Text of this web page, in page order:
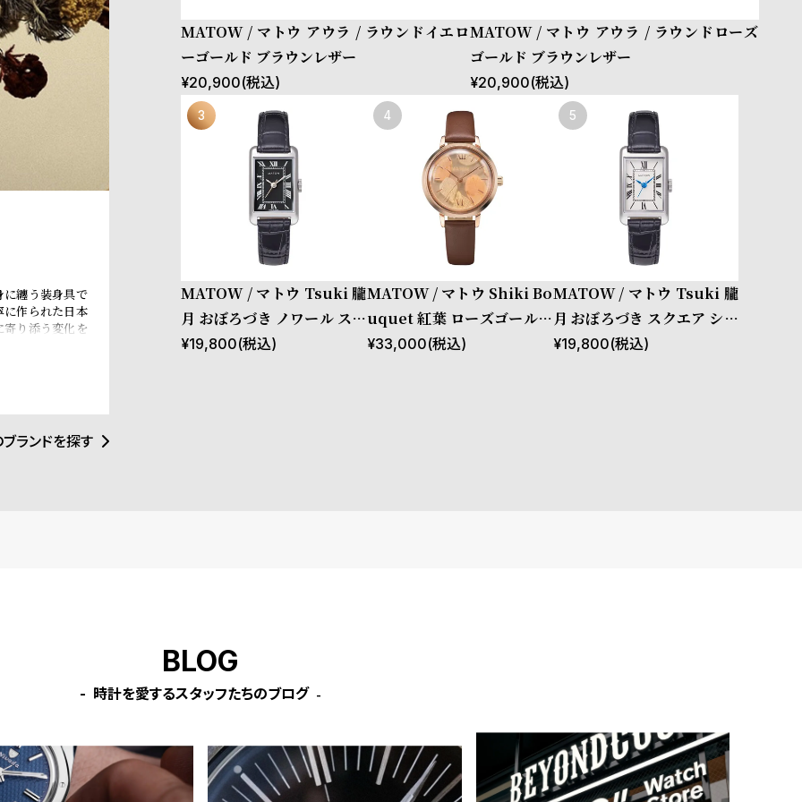
纏う装身具で
作られた日本
り添う変化を
ランドを探す
MATOW / マトウ アウラ / ラウンドイエロ
ーゴールド ブラウンレザー
¥20,900(税込)
MATOW / マトウ アウラ / ラウンドローズ
ゴールド ブラウンレザー
¥20,900(税込)
MATOW / マトウ Tsuki 朧
月 おぼろづき ノワール スク
エア シルバー レザー ブラッ
¥19,800(税込)
MATOW / マトウ Shiki Bo
uquet 紅葉 ローズゴールド
ブラウンレザー
¥33,000(税込)
MATOW / マトウ Tsuki 朧
月 おぼろづき スクエア シル
バー レザー
¥19,800(税込)
BLOG
時計を愛するスタッフたちのブログ